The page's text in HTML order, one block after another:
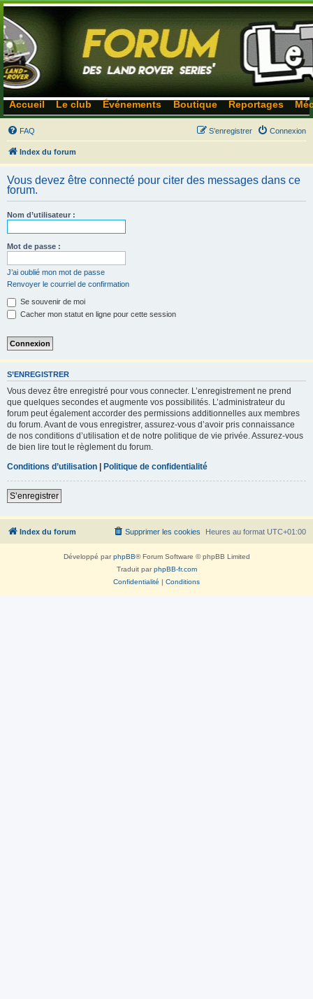
Accueil Le club Événements Boutique Reportages
FAQ Connexion
S’enregistrer
Index du forum
Vous devez être connecté pour citer des messages dans ce
forum.
Nom d’utilisateur :
Mot de passe :
J’ai oublié mon mot de passe
Renvoyer le courriel de confirmation
Se souvenir de moi
Cacher mon statut en ligne pour cette session
S’ENREGISTRER
Vous devez être enregistré pour vous connecter. L’enregistrement ne prend
que quelques secondes et augmente vos possibilités. L’administrateur du
forum peut également accorder des permissions additionnelles aux membres
du forum. Avant de vous enregistrer, assurez-vous d’avoir pris connaissance
de nos conditions d’utilisation et de notre politique de vie privée. Assurez-vous
de bien lire tout le règlement du forum.
Conditions d’utilisation | Politique de confidentialité
S’enregistrer
Index du forum Heures au format UTC+01:00
Supprimer les cookies
Développé parphpBB® Forum Software © phpBB Limited
Traduit parphpBB-fr.com
Confidentialité | Conditions